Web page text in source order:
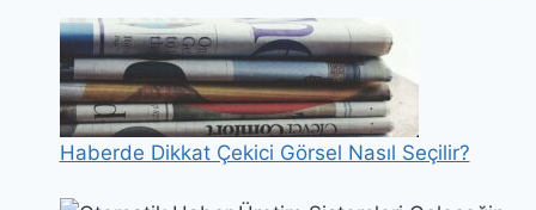
Haberde Dikkat Çekici Görsel Nasıl Seçilir?